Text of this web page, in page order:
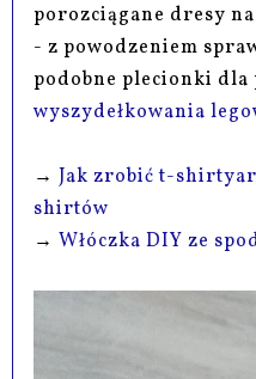
porozciągane dresy
- z powodzeniem
podobne plecionki dla
wyszydełkowania
→Jak zrobić t-
shirtów
→Włóczka DIY ze